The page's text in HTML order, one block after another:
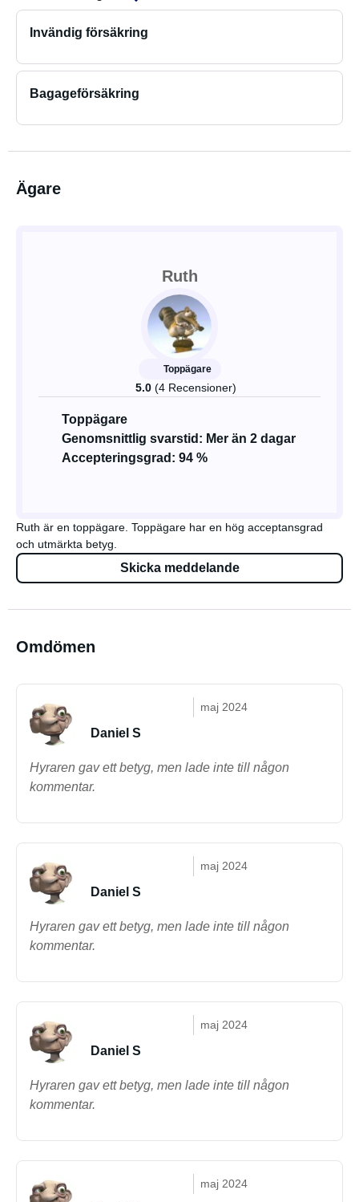
Invändig försäkring
Bagageförsäkring
Ägare
Ruth
Toppägare
5.0 (4 Recensioner)
Toppägare
Genomsnittlig svarstid: Mer än 2 dagar
Accepteringsgrad: 94 %
Ruth är en toppägare. Toppägare har en hög acceptansgrad
och utmärkta betyg.
Skicka meddelande
Omdömen
maj 2024
Daniel S
Hyraren gav ett betyg, men lade inte till någon
kommentar.
maj 2024
Daniel S
Hyraren gav ett betyg, men lade inte till någon
kommentar.
maj 2024
Daniel S
Hyraren gav ett betyg, men lade inte till någon
kommentar.
maj 2024